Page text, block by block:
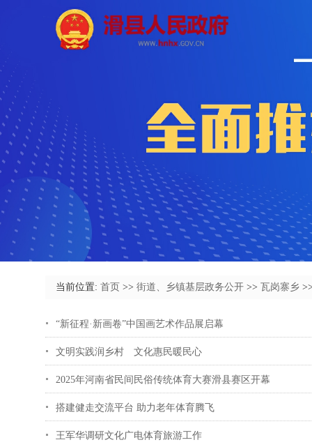
当前位置: 首页 >> 街道、乡镇基层政务公开 >> 瓦岗寨乡
“新征程·新画卷”中国画艺术作品展启幕
文明实践润乡村 文化惠民暖民心
2025年河南省民间民俗传统体育大赛滑县赛区开幕
搭建健走交流平台 助力老年体育腾飞
王军华调研文化广电体育旅游工作